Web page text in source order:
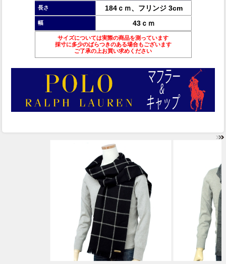
長さ 184ｃｍ、フリンジ 3cm
幅 43ｃｍ
サイズについては実際の商品を測っています
採寸に多少のばらつきのある場合もございます
ご了承の上お買い求めください